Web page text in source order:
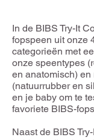
In de BIBS Try-It
fopspeen uit onze
categorieën met
onze speentypes
en anatomisch) en
(natuurrubber en
en je baby om te
favoriete BIBS-
Naast de BIBS